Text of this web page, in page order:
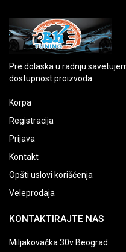
Pre dolaska u radnju
dostupnost proizvoda.
Korpa
Registracija
Prijava
Kontakt
Opšti uslovi korišćenja
Veleprodaja
KONTAKTIRAJTE NAS
Miljakovačka 30v Beograd